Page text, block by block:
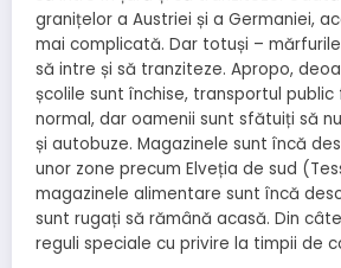
granițelor a Austriei și a Germaniei,
mai complicată. Dar totuși –
să intre și să tranziteze. Apropo,
școlile sunt închise, transportul public
normal, dar oamenii sunt sfătuiți să
și autobuze. Magazinele sunt încă
unor zone precum Elveția de sud
magazinele alimentare sunt încă
sunt rugați să rămână acasă. Din
reguli speciale cu privire la timpii de